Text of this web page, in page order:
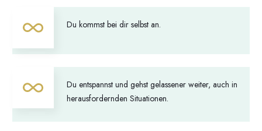
Du kommst bei dir selbst an.
Du entspannst und gehst gelassener weiter, auch in
herausfordernden Situationen.